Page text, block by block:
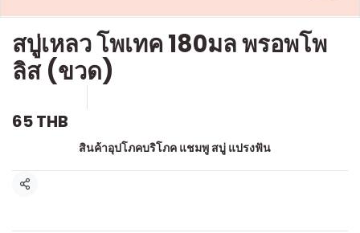
สบู่เหลว โพเทค 180มล พรอพโพ
ลิส (ขวด)
65 THB
สินค้าอุปโภคบริโภค แชมพู สบู่ แปรงฟัน
แชร์